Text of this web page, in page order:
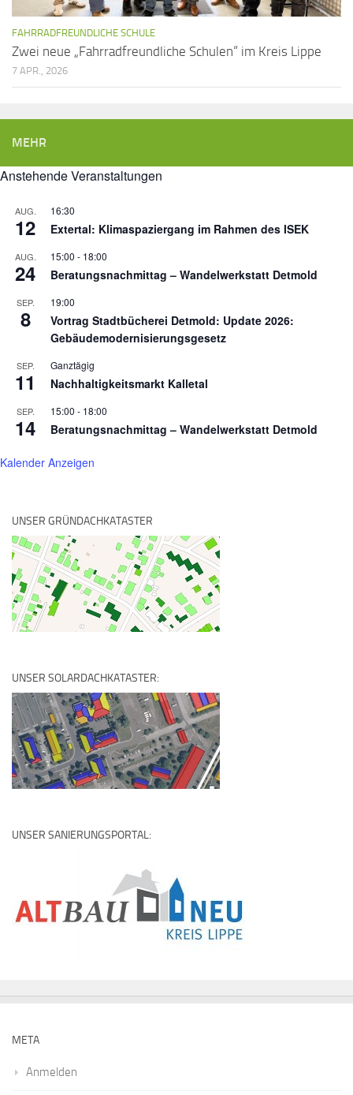
FAHRRADFREUNDLICHE SCHULE
Zwei neue „Fahrradfreundliche Schulen“ im Kreis Lippe
7 APR., 2026
MEHR
Anstehende Veranstaltungen
AUG.
12
16:30
Extertal: Klimaspaziergang im Rahmen des ISEK
AUG.
24
15:00 - 18:00
Beratungsnachmittag – Wandelwerkstatt Detmold
SEP.
8
19:00
Vortrag Stadtbücherei Detmold: Update 2026:
Gebäudemodernisierungsgesetz
SEP.
11
Ganztägig
Nachhaltigkeitsmarkt Kalletal
SEP.
14
15:00 - 18:00
Beratungsnachmittag – Wandelwerkstatt Detmold
Kalender Anzeigen
UNSER GRÜNDACHKATASTER
UNSER SOLARDACHKATASTER:
UNSER SANIERUNGSPORTAL:
META
Anmelden